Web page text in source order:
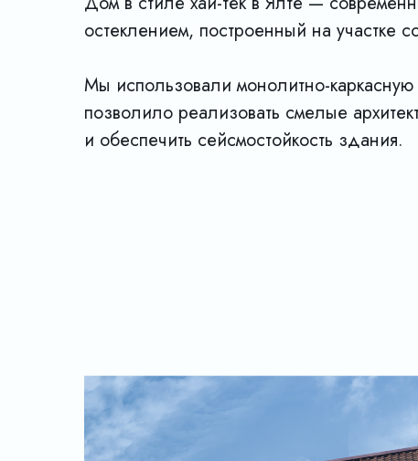
остеклением, построенный на участке
Мы использовали монолитно-каркасную
позволило реализовать смелые
и обеспечить сейсмостойкость здания.